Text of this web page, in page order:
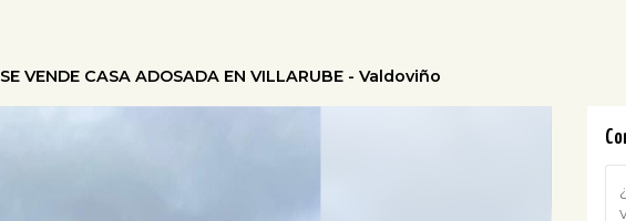
SE VENDE CASA ADOSADA EN VILLARUBE - Valdoviño